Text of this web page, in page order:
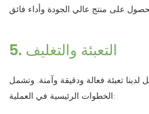
5. التعبئة والتغليف
لدينا تعبئة فعالة ودقيقة وآمنة. وتشمل
الخطوات الرئيسية في العملية: